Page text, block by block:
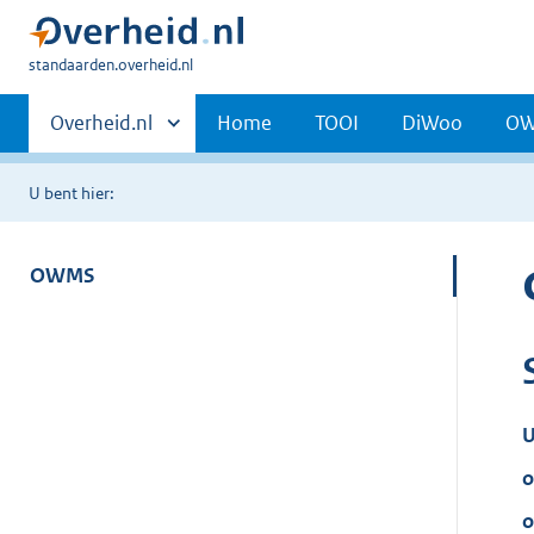
U
hier:
standaarden.overheid.nl
Primaire
navigatie
Andere
sites
binnen
Overheid.nl Home TOOI DiWoo
U bent hier:
OWMS